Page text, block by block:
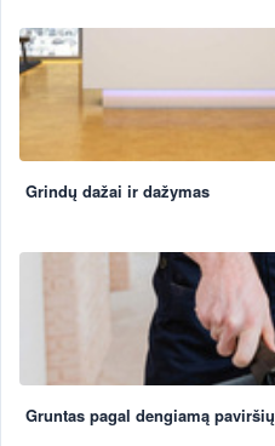
Grindų dažai ir dažymas
Gruntas pagal dengiamą paviršių